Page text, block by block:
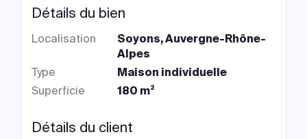
Détails du bien
Localisation
Soyons, Auvergne-Rhône-
Alpes
Type
Maison individuelle
Superficie
180 m²
Détails du client